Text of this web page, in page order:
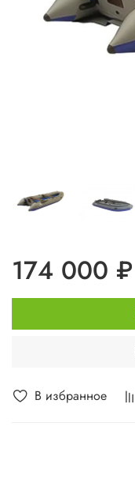
В избранное
174 000 ₽